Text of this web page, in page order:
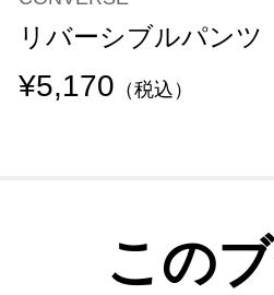
リバーシブルパンツ
¥5,170 （税込）
この